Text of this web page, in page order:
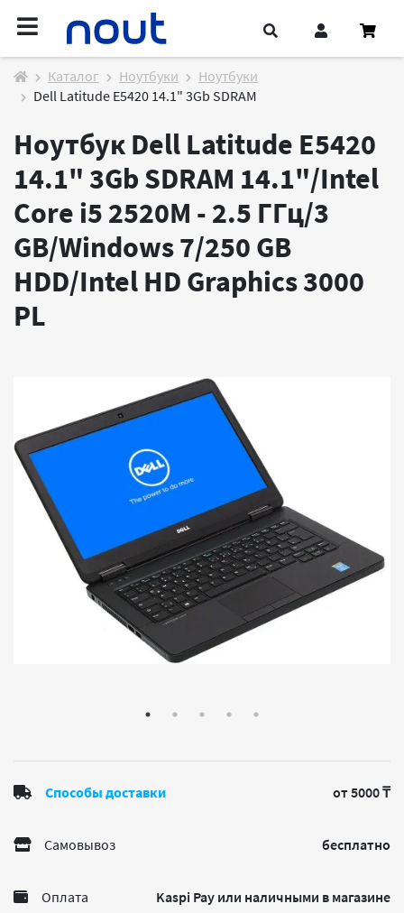
Каталог Ноутбуки
Ноутбуки
Dell Latitude E5420 14.1" 3Gb SDRAM
Ноутбук Dell Latitude E5420
14.1" 3Gb SDRAM 14.1"/Intel
Core i5 2520M - 2.5 ГГц/3
GB/Windows 7/250 GB
HDD/Intel HD Graphics 3000
PL
Способы доставки от 5000 ₸
Самовывоз бесплатно
Оплата Kaspi Pay или наличными в магазине